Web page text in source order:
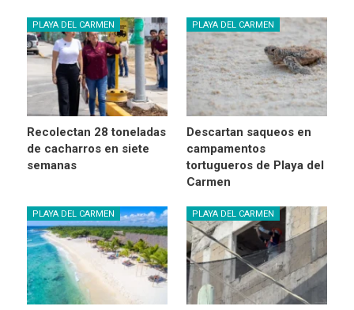
PLAYA DEL CARMEN
Recolectan 28 toneladas
de cacharros en siete
semanas
PLAYA DEL CARMEN
Descartan saqueos en
campamentos
tortugueros de Playa del
Carmen
PLAYA DEL CARMEN PLAYA DEL CARMEN